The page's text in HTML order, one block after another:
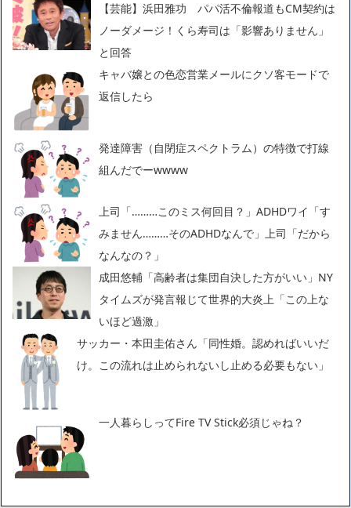
【芸能】浜田雅功 パパ活不倫報道もCM契約は
ノーダメージ！くら寿司は「影響ありません」
と回答
キャバ嬢との色恋営業メールにクソ客モードで
返信したら
発達障害（自閉症スペクトラム）の特徴で打線
組んだでーwwww
上司「………このミス何回目？」ADHDワイ「す
みません………そのADHDなんで」上司「だから
なんなの？」
成田悠輔「高齢者は集団自決した方がいい」NY
タイムズが発言報じて世界的大炎上「この上な
いほど過激」
サッカー・本田圭佑さん「同性婚。認めればいいだ
け。この流れは止められないし止める必要もない」
一人暮らしってFire TV Stick必須じゃね？